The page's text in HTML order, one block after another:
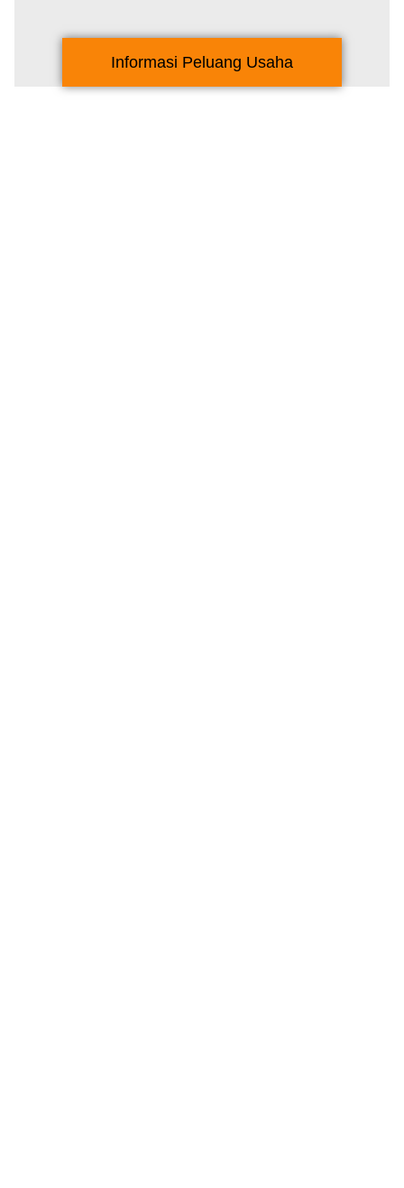
Informasi Peluang Usaha